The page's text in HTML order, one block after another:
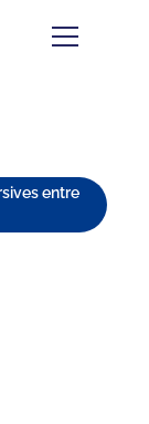
entre